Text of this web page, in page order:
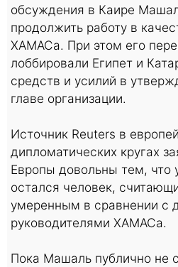
обсуждения в Каире
продолжить работу в
ХАМАСа. При этом его
лоббировали Египет и
средств и усилий в
главе организации.
Источник Reuters в
дипломатических кругах
Европы довольны тем, что
остался человек,
умеренным в сравнении с
руководителями ХАМАСа.
Пока Машаль публично не